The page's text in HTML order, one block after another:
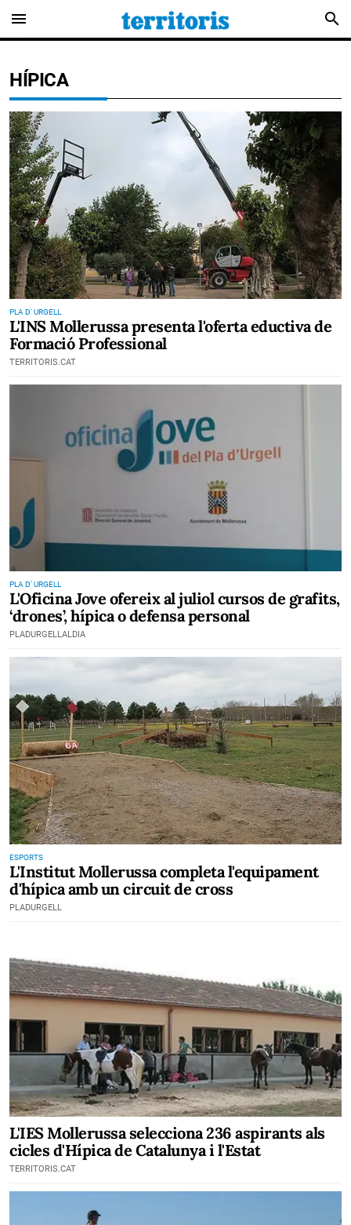
menu search
HÍPICA
PLA D' URGELL
L'INS Mollerussa presenta l'oferta eductiva de
Formació Professional
TERRITORIS.CAT
PLA D' URGELL
L'Oficina Jove ofereix al juliol cursos de grafits,
‘drones’, hípica o defensa personal
PLADURGELLALDIA
ESPORTS
L'Institut Mollerussa completa l'equipament
d'hípica amb un circuit de cross
PLADURGELL
L'IES Mollerussa selecciona 236 aspirants als
cicles d'Hípica de Catalunya i l'Estat
TERRITORIS.CAT